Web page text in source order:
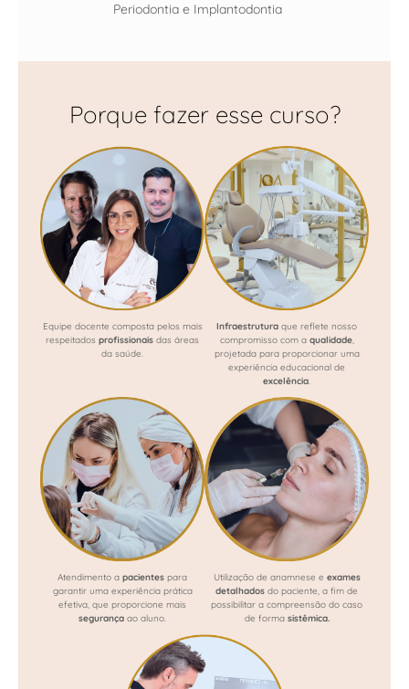
Periodontia e Implantodontia
Porque fazer esse curso?
Equipe docente composta pelos mais
respeitados profissionais das áreas
da saúde.
Infraestrutura que reflete nosso
compromisso com a qualidade,
projetada para proporcionar uma
experiência educacional de
excelência.
Atendimento a pacientes para
garantir uma experiência prática
efetiva, que proporcione mais
segurança ao aluno.
Utilização de anamnese e exames
detalhados do paciente, a fim de
possibilitar a compreensão do caso
de forma sistêmica.